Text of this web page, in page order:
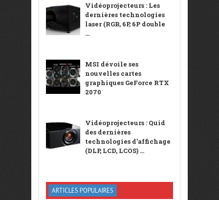
Vidéoprojecteurs : Les
dernières technologies
laser (RGB, 6P, 6P double
...
MSI dévoile ses
nouvelles cartes
graphiques GeForce RTX
2070
Vidéoprojecteurs : Quid
des dernières
technologies d’affichage
(DLP, LCD, LCOS) ...
ARTICLES POPULAIRES